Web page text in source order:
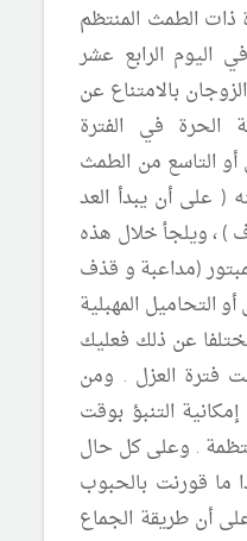
ذات الطمث المنتظم
في اليوم الرابع عشر
بالامتناع عن
الحرة في الفترة
أو التاسع من الطمث
( على أن يبدأ العد
) ، ويلجأ خلال هذه
(مداعبة و قذف
التحاميل المهبلية
عن ذلك فعليك
فترة العزل . ومن
التنبؤ بوقت
. وعلى كل حال
ما قورنت بالحبوب
أن طريقة الجماع